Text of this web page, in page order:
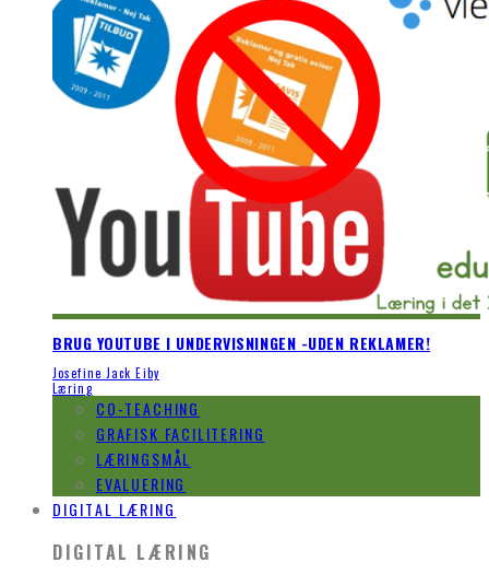
BRUG YOUTUBE I UNDERVISNINGEN -UDEN REKLAMER!
Josefine Jack Eiby
Læring
CO-TEACHING
GRAFISK FACILITERING
LÆRINGSMÅL
EVALUERING
DIGITAL LÆRING
DIGITAL LÆRING